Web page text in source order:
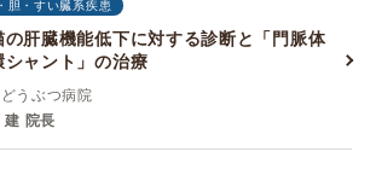
胆・すい臓系疾患
の肝臓機能低下に対する診断と「門脈体
シャント」の治療
うぶつ病院
建 院長